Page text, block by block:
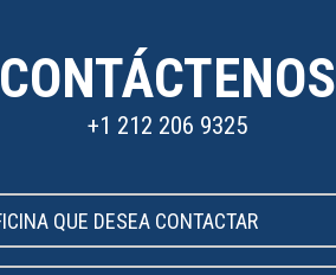
CONTÁCTENOS
+1 212 206 9325